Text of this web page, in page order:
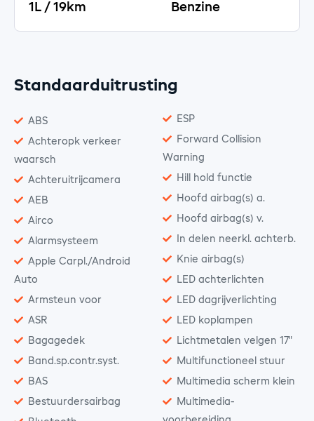
1L / 19km Benzine
Standaarduitrusting
ABS
Achteropk verkeer
waarsch
Achteruitrijcamera
AEB
Airco
Alarmsysteem
Apple Carpl./Android
Auto
Armsteun voor
ASR
Bagagedek
Band.sp.contr.syst.
BAS
Bestuurdersairbag
ESP
Forward Collision
Warning
Hill hold functie
Hoofd airbag(s) a.
Hoofd airbag(s) v.
In delen neerkl. achterb.
Knie airbag(s)
LED achterlichten
LED dagrijverlichting
LED koplampen
Lichtmetalen velgen 17"
Multifunctioneel stuur
Multimedia scherm klein
Multimedia-